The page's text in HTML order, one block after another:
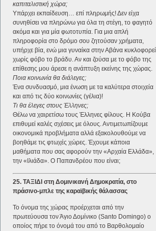
καπιταλιστική χώρα;
Υπάρχει εκπαίδευση… επί πληρωμής! Δεν είχα
συνηθίσει να πληρώνω για όλα τη στέγη, το φαγητό
ακόμα και για μία φωτοτυπία. Για μια απλή
πληροφορία στο δρόμο σου ζητούσαν χρήματα,
υπήρχε βία, ενώ μια γυναίκα στην Αβάνα κυκλοφορεί
χωρίς φόβο το βράδυ. Αν και ζούσα με το φόβο της
επίθεσης μου άρεσε η ανάπτυξη εκείνης της χώρας.
Ποια κοινωνία θα διάλεγες;
Ένα συνδυασμό, μια ένωση με τα καλύτερα στοιχεία
και από τις δύο κοινωνίες (γέλια)!
Τι θα έλεγες στους Έλληνες;
Θέλω να χαιρετίσω τους Έλληνες φίλους. Η Κούβα
επιθυμεί καλές σχέσεις με όλους. Αντιμετωπίζουμε
οικονομικά προβλήματα αλλά εξακολουθούμε να
βοηθάμε τις φτωχές χώρες. Έχουμε κάποια
μαθήματα που σας αφορούν την «Αρχαία Ελλάδα»,
την «Ιλιάδα». Ο Παπανδρέου που είναι;
25. ΤΑΞΙΔΙ στη Δομινικανή Δημοκρατία, στο
πράσινο-μπλε της καραϊβικής θάλασσας
Το όνομα της χώρας προέρχεται από την
πρωτεύουσα τον Άγιο Δομίνικο (Santo Domingo) ο
οποίος πήρε το όνομά του από το Βαρθολομαίο